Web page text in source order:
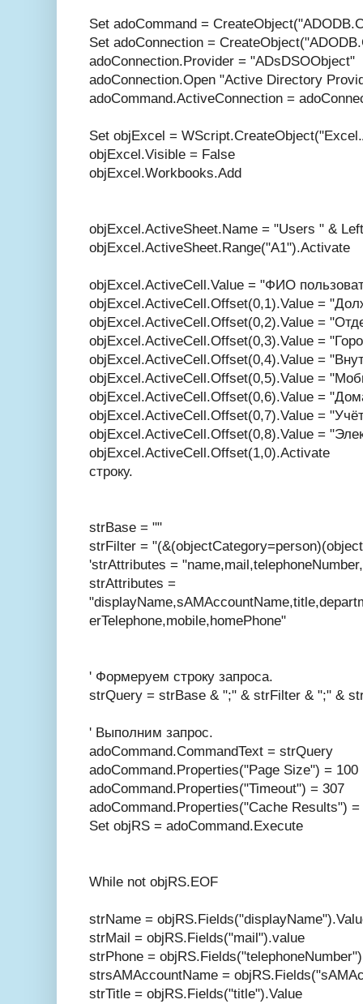
Set adoCommand =
Set adoConnection =
adoConnection.Provider = "ADsDSOObject"
adoConnection.Open "Active Directory
adoCommand.ActiveConnection =
Set objExcel =
objExcel.Visible = False
objExcel.Workbooks.Add
objExcel.ActiveSheet.Name = "Users " &
objExcel.ActiveSheet.Range("A1").Activate
objExcel.ActiveCell.Value = "ФИО
objExcel.ActiveCell.Offset(0,1).Value =
objExcel.ActiveCell.Offset(0,2).Value =
objExcel.ActiveCell.Offset(0,3).Value =
objExcel.ActiveCell.Offset(0,4).Value =
objExcel.ActiveCell.Offset(0,5).Value =
objExcel.ActiveCell.Offset(0,6).Value =
objExcel.ActiveCell.Offset(0,7).Value =
objExcel.ActiveCell.Offset(0,8).Value =
строку.
strBase = ""
strFilter =
'strAttributes =
strAttributes =
erTelephone,mobile,homePhone"
' Формеруем строку запроса.
strQuery = strBase & ";" & strFilter & ";" &
' Выполним запрос.
adoCommand.CommandText = strQuery
adoCommand.Properties("Page Size") = 100
adoCommand.Properties("Timeout") = 307
adoCommand.Properties("Cache Results")
Set objRS = adoCommand.Execute
While not objRS.EOF
strName =
strMail = objRS.Fields("mail").value
strPhone =
strsAMAccountName =
strTitle = objRS.Fields("title").Value